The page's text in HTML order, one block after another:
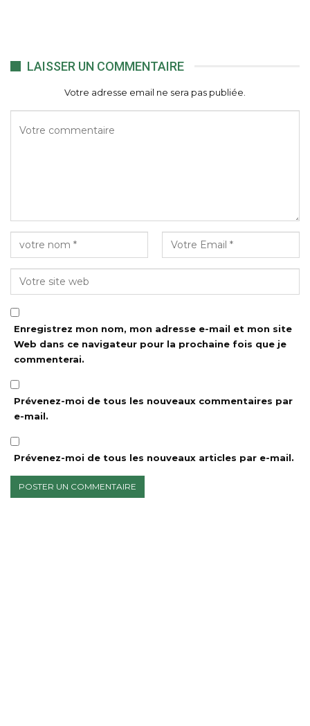
LAISSER UN COMMENTAIRE
Votre adresse email ne sera pas publiée.
Enregistrez mon nom, mon adresse e-mail et mon site
Web dans ce navigateur pour la prochaine fois que je
commenterai.
Prévenez-moi de tous les nouveaux commentaires par
e-mail.
Prévenez-moi de tous les nouveaux articles par e-mail.